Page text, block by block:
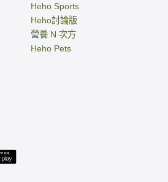
Heho Sports
Heho討論版
營養 N 次方
Heho Pets